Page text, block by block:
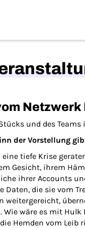
und des
der Vorstellung
eine tiefe Krise
Gesicht, ihrem
ihrer Accounts
Daten, die sie vom
weitergereicht,
Wie wäre es mit
Hemden vom Leib